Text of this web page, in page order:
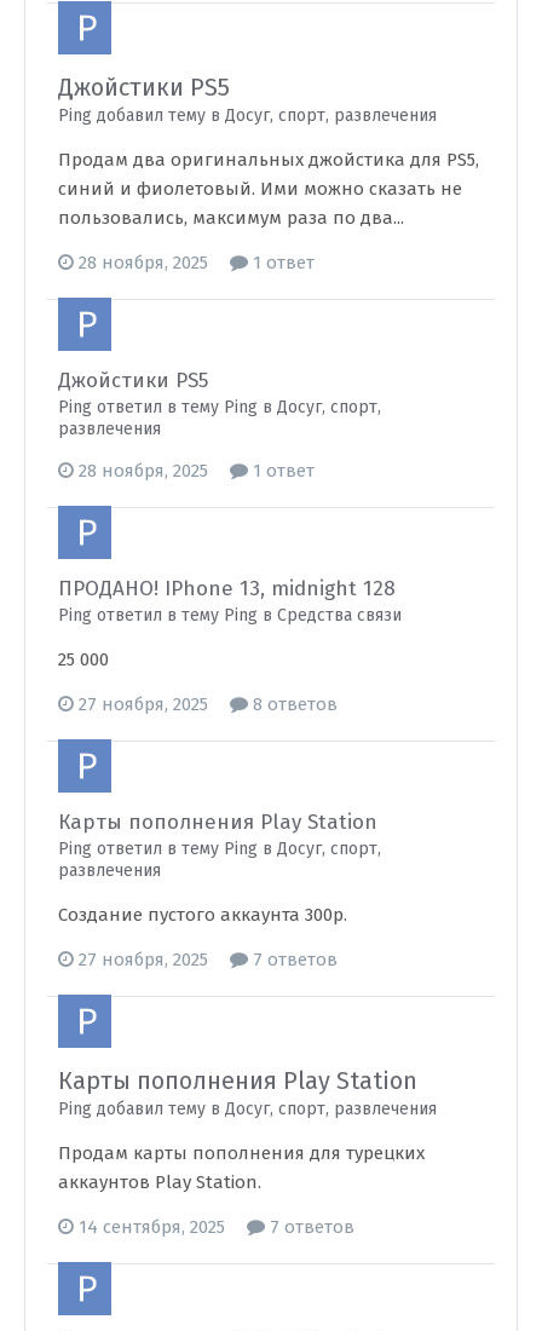
Джойстики PS5
Ping добавил тему в Досуг, спорт, развлечения
Продам два оригинальных джойстика для PS5,
синий и фиолетовый. Ими можно сказать не
пользовались, максимум раза по два...
28 ноября, 2025 1 ответ
Джойстики PS5
Ping ответил в тему Ping в Досуг, спорт,
развлечения
28 ноября, 2025 1 ответ
ПРОДАНО! IPhone 13, midnight 128
Ping ответил в тему Ping в Средства связи
25 000
27 ноября, 2025 8 ответов
Карты пополнения Play Station
Ping ответил в тему Ping в Досуг, спорт,
развлечения
Создание пустого аккаунта 300р.
27 ноября, 2025 7 ответов
Карты пополнения Play Station
Ping добавил тему в Досуг, спорт, развлечения
Продам карты пополнения для турецких
аккаунтов Play Station.
14 сентября, 2025 7 ответов